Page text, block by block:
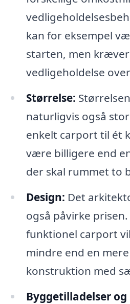
kan for eksempel
starten, men
vedligeholdelse
Størrelse:
naturligvis også
enkelt carport til ét
være billigere end
der skal rummet to
Design: Det
også påvirke prisen.
funktionel carport
mindre end en
konstruktion med
Byggetilladelser